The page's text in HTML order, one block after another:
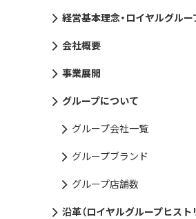
経営基本理念・ロイヤルグル
会社概要
事業展開
グループについて
グループ会社一覧
グループブランド
グループ店舗数
沿革（ロイヤルグループヒスト